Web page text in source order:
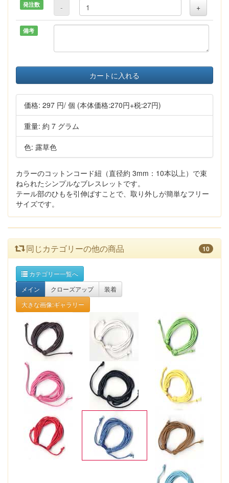
発注数 - +
備考
カートに入れる
価格: 297 円/ 個 (本体価格:270円+税:27円)
重量: 約 7 グラム
色: 露草色
カラーのコットンコード紐（直径約 3mm：10本以上）で束
ねられたシンプルなブレスレットです。
テール部のひもを引伸ばすことで、取り外しが簡単なフリー
サイズです。
同じカテゴリーの他の商品 10
カテゴリー一覧へ
メイン
クローズアップ
装着
大きな画像:ギャラリー